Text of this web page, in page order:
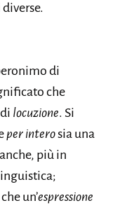
di
che
locuzione. Si
per interosia una
più in
un’espressione